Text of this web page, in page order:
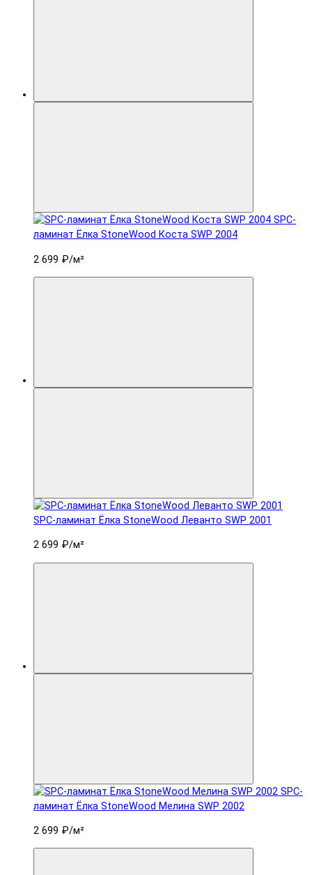
SPC-
ламинат Ëлка StoneWood Коста SWP 2004
2 699 ₽/м²
SPC-ламинат Ëлка StoneWood Леванто SWP 2001
2 699 ₽/м²
SPC-
ламинат Ëлка StoneWood Мелина SWP 2002
2 699 ₽/м²